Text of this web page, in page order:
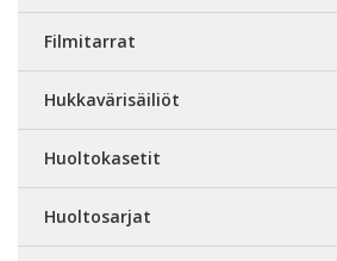
Filmitarrat
Hukkavärisäiliöt
Huoltokasetit
Huoltosarjat